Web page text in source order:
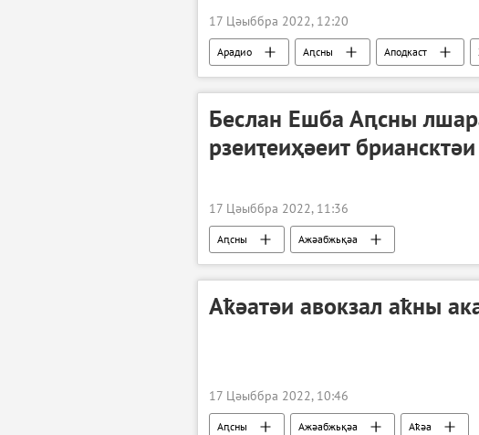
17 Цәыббра 2022, 12:20
Арадио Аԥсны Аподкаст
Беслан Ешба Аԥсны
рзеиҭеиҳәеит
17 Цәыббра 2022, 11:36
Аԥсны Ажәабжьқәа
Аҟәатәи авокзал аҟны
17 Цәыббра 2022, 10:46
Аԥсны Ажәабжьқәа Аҟәа